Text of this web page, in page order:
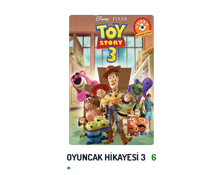
OYUNCAK HİKAYESİ 3 6
+